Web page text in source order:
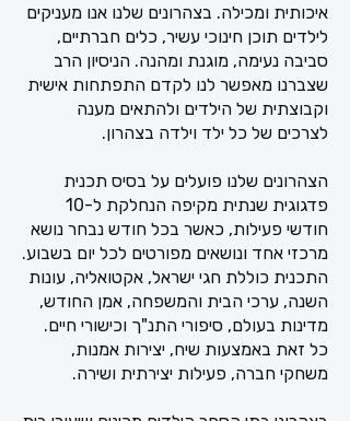
איכותית ומכילה. בצהרונים שלנו אנו מעניקים
לילדים תוכן חינוכי עשיר, כלים חברתיים,
סביבה נעימה, מוגנת ומהנה. הניסיון הרב
שצברנו מאפשר לנו לקדם התפתחות אישית
וקבוצתית של הילדים ולהתאים מענה
לצרכים של כל ילד וילדה בצהרון.
הצהרונים שלנו פועלים על בסיס תכנית
פדגוגית שנתית מקיפה הנחלקת ל-10
חודשי פעילות, כאשר בכל חודש נבחר נושא
מרכזי אחד ונושאים מפורטים לכל יום בשבוע.
התכנית כוללת חגי ישראל, אקטואליה, עונות
השנה, ערכי הבית והמשפחה, אמן החודש,
מדינות בעולם, סיפורי התנ"ך וכישורי חיים.
כל זאת באמצעות שיח, יצירות אמנות,
משחקי חברה, פעילות יצירתית ושירה.